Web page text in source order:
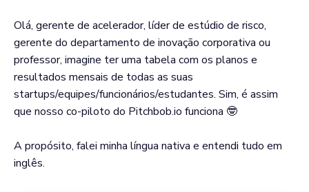
Olá, gerente de acelerador, líder de estúdio de risco,
gerente do departamento de inovação corporativa ou
professor, imagine ter uma tabela com os planos e
resultados mensais de todas as suas
startups/equipes/funcionários/estudantes. Sim, é assim
que nosso co-piloto do Pitchbob.io funciona 🤓
A propósito, falei minha língua nativa e entendi tudo em
inglês.